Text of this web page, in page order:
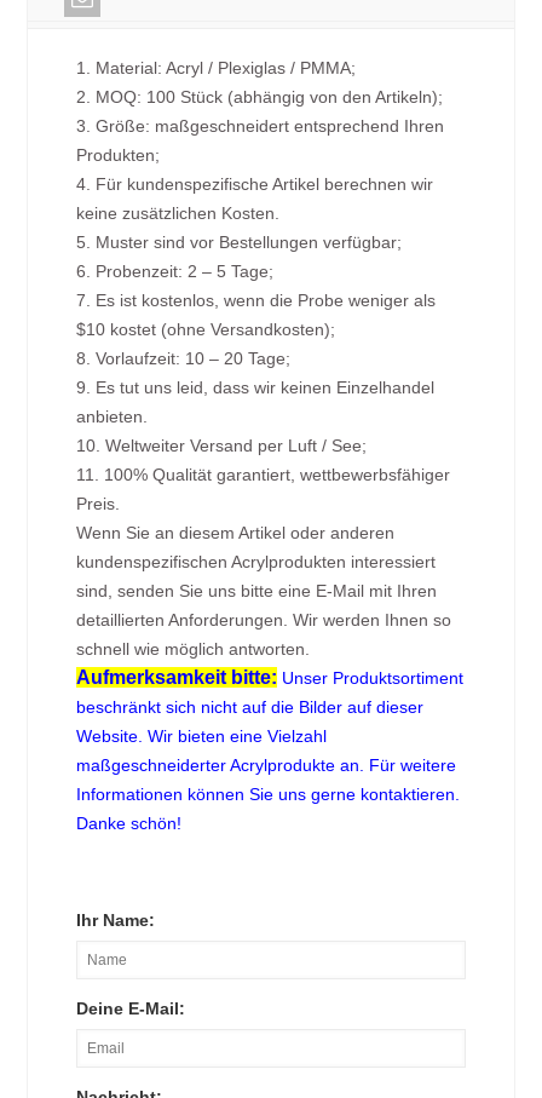
1. Material: Acryl / Plexiglas / PMMA;
2. MOQ: 100 Stück (abhängig von den Artikeln);
3. Größe: maßgeschneidert entsprechend Ihren
Produkten;
4. Für kundenspezifische Artikel berechnen wir
keine zusätzlichen Kosten.
5. Muster sind vor Bestellungen verfügbar;
6. Probenzeit: 2 – 5 Tage;
7. Es ist kostenlos, wenn die Probe weniger als
$10 kostet (ohne Versandkosten);
8. Vorlaufzeit: 10 – 20 Tage;
9. Es tut uns leid, dass wir keinen Einzelhandel
anbieten.
10. Weltweiter Versand per Luft / See;
11. 100% Qualität garantiert, wettbewerbsfähiger
Preis.
Wenn Sie an diesem Artikel oder anderen
kundenspezifischen Acrylprodukten interessiert
sind, senden Sie uns bitte eine E-Mail mit Ihren
detaillierten Anforderungen. Wir werden Ihnen so
schnell wie möglich antworten.
Aufmerksamkeit bitte: Unser Produktsortiment
beschränkt sich nicht auf die Bilder auf dieser
Website. Wir bieten eine Vielzahl
maßgeschneiderter Acrylprodukte an. Für weitere
Informationen können Sie uns gerne kontaktieren.
Danke schön!
Ihr Name:
Deine E-Mail: